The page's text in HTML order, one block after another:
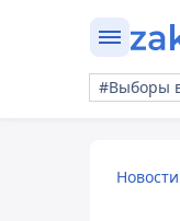
#Выборы